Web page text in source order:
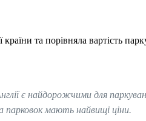
та порівняла вартість
є найдорожчими для
парковок мають найвищі ціни.